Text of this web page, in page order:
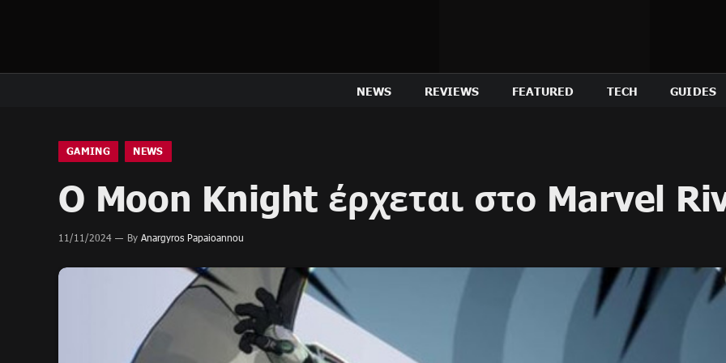
NEWS REVIEWS FEATURED TECH GUIDES
GAMING NEWS
O Moon Knight έρχεται στο Marvel
11/11/2024 By Anargyros Papaioannou